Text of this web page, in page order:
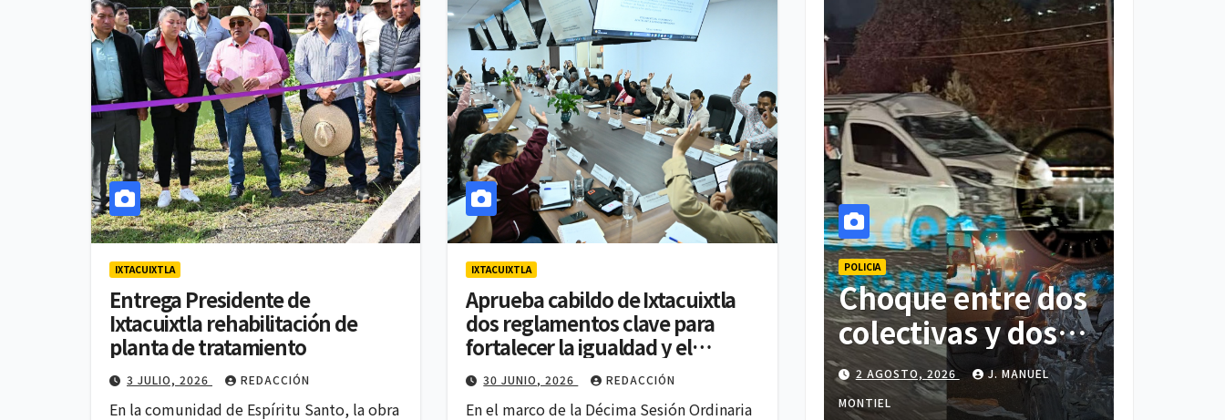
IXTACUIXTLA
Entrega Presidente de
Ixtacuixtla rehabilitación de
planta de tratamiento
3 JULIO, 2026 REDACCIÓN
En la comunidad de Espíritu Santo, la obra
IXTACUIXTLA
Aprueba cabildo de Ixtacuixtla
dos reglamentos clave para
fortalecer la igualdad y el
trabajo institucional
30 JUNIO, 2026 REDACCIÓN
En el marco de la Décima Sesión Ordinaria
POLICIA
Choque entre dos
colectivas y dos
vehículos deja
cinco personas
2 AGOSTO, 2026
J. MANUEL
MONTIEL